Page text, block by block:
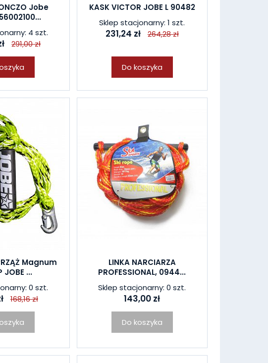
Jobe
4 szt.
291,00 zł
KASK VICTOR JOBE L 90482
Sklep stacjonarny: 1 szt.
231,24 zł 264,28 zł
Do koszyka
Magnum
JOBE ...
0 szt.
168,16 zł
LINKA NARCIARZA
PROFESSIONAL, 0944...
Sklep stacjonarny: 0 szt.
143,00 zł
Do koszyka